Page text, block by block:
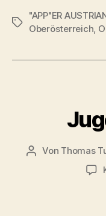
Schlagwörter
"APP"ER
Oberösterreich
Beitragsautor
Von Thomas